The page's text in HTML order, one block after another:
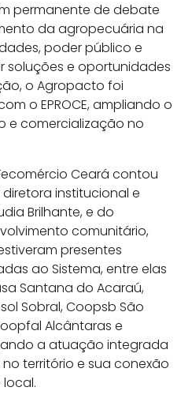
permanente de debate
da agropecuária na
poder público e
soluções e oportunidades
o Agropacto foi
o EPROCE, ampliando o
e comercialização no
Ceará contou
institucional e
Brilhante, e do
comunitário,
presentes
ao Sistema, entre elas
Santana do Acaraú,
Sobral, Coopsb São
Alcântaras e
a atuação integrada
território e sua conexão